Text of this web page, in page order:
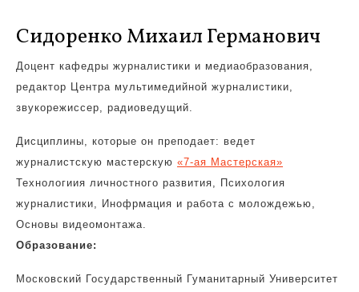
Сидоренко Михаил Германович
Доцент кафедры журналистики и медиаобразования,
редактор Центра мультимедийной журналистики,
звукорежиссер, радиоведущий.
Дисциплины, которые он преподает: ведет
журналистскую мастерскую «7-ая Мастерская»
Технологиия личностного развития, Психология
журналистики, Инофрмация и работа с молождежью,
Основы видеомонтажа.
Образование:
Московский Государственный Гуманитарный Университет